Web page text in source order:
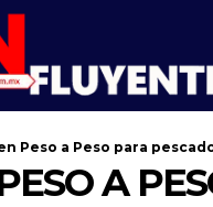
Peso a Peso para
A